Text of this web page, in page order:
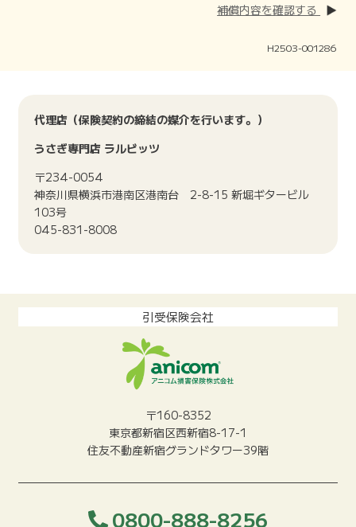
補償内容を確認する
H2503-001286
代理店（保険契約の締結の媒介を行います。）
うさぎ専門店 ラルビッツ
〒234-0054
神奈川県横浜市港南区港南台 2-8-15 新堀ギタービル
103号
045-831-8008
引受保険会社
〒160-8352
東京都新宿区西新宿8-17-1
住友不動産新宿グランドタワー39階
0800-888-8256